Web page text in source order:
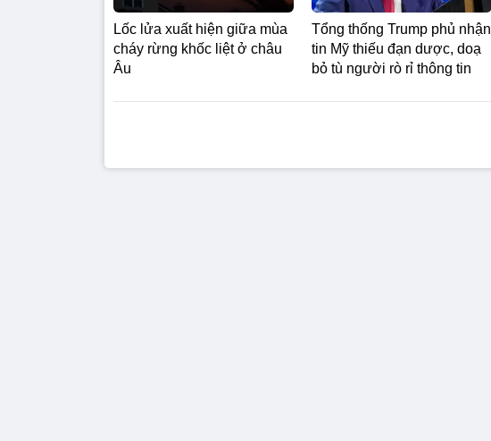
Lốc lửa xuất hiện giữa mùa
cháy rừng khốc liệt ở châu
Âu
Tổng thống Trump phủ nhận
tin Mỹ thiếu đạn dược, doạ
bỏ tù người rò rỉ thông tin